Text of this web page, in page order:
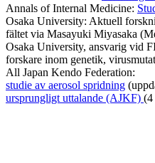
Annals of Internal Medicine:
Osaka University: Aktuell
fältet via Masayuki Miyasaka
Osaka University, ansvarig vid
forskare inom genetik,
All Japan Kendo Federation:
studie av aerosol spridning
ursprungligt uttalande (AJKF) (4